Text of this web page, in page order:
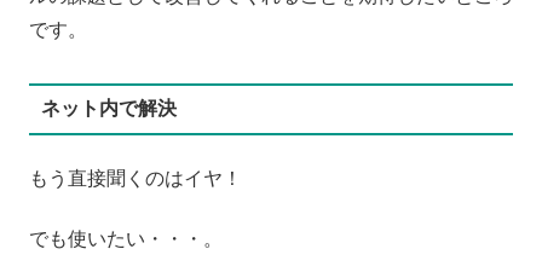
です。
ネット内で解決
もう直接聞くのはイヤ！
でも使いたい・・・。